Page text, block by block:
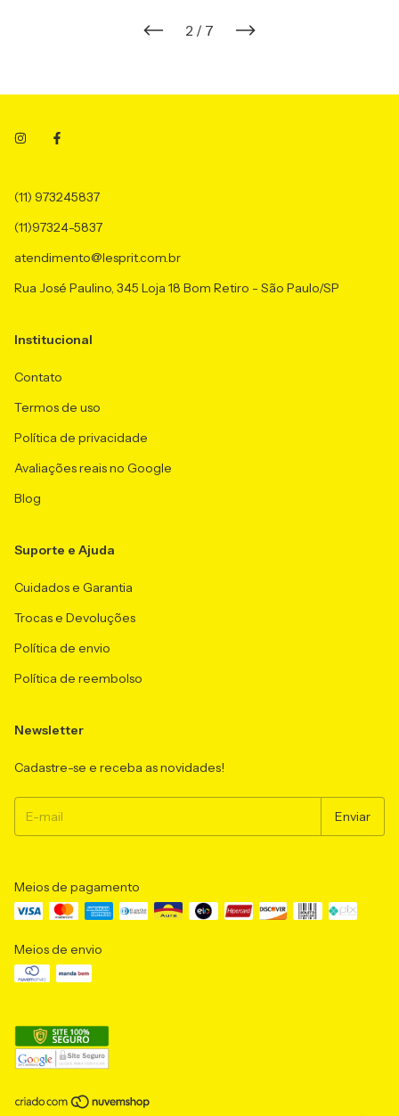
2 / 7
(11) 973245837
(11)97324-5837
atendimento@lesprit.com.br
Rua José Paulino, 345 Loja 18 Bom Retiro - São Paulo/SP
Institucional
Contato
Termos de uso
Política de privacidade
Avaliações reais no Google
Blog
Suporte e Ajuda
Cuidados e Garantia
Trocas e Devoluções
Política de envio
Política de reembolso
Newsletter
Cadastre-se e receba as novidades!
Meios de pagamento
Meios de envio